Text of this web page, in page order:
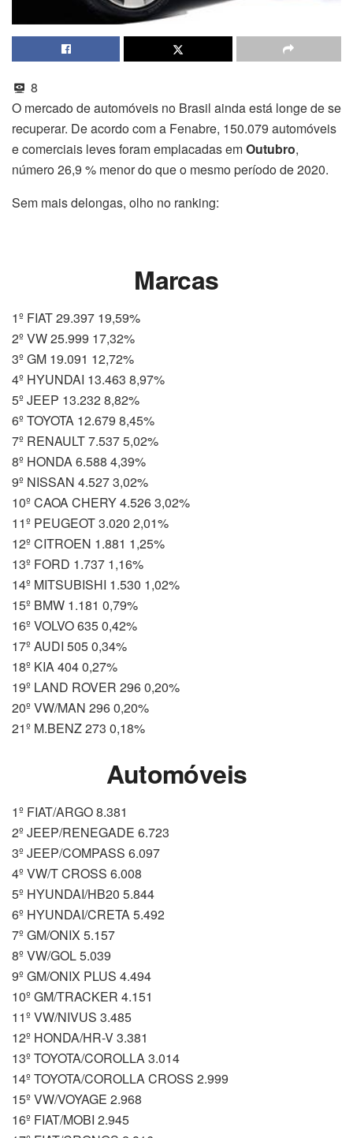
8
O mercado de automóveis no Brasil ainda está longe de se
recuperar. De acordo com a Fenabre, 150.079 automóveis
e comerciais leves foram emplacadas emOutubro,
número 26,9 % menor do que o mesmo período de 2020.
Sem mais delongas, olho no ranking:
Marcas
1º FIAT 29.397 19,59%
2º VW 25.999 17,32%
3º GM 19.091 12,72%
4º HYUNDAI 13.463 8,97%
5º JEEP 13.232 8,82%
6º TOYOTA 12.679 8,45%
7º RENAULT 7.537 5,02%
8º HONDA 6.588 4,39%
9º NISSAN 4.527 3,02%
10º CAOA CHERY 4.526 3,02%
11º PEUGEOT 3.020 2,01%
12º CITROEN 1.881 1,25%
13º FORD 1.737 1,16%
14º MITSUBISHI 1.530 1,02%
15º BMW 1.181 0,79%
16º VOLVO 635 0,42%
17º AUDI 505 0,34%
18º KIA 404 0,27%
19º LAND ROVER 296 0,20%
20º VW/MAN 296 0,20%
21º M.BENZ 273 0,18%
Automóveis
1º FIAT/ARGO 8.381
2º JEEP/RENEGADE 6.723
3º JEEP/COMPASS 6.097
4º VW/T CROSS 6.008
5º HYUNDAI/HB20 5.844
6º HYUNDAI/CRETA 5.492
7º GM/ONIX 5.157
8º VW/GOL 5.039
9º GM/ONIX PLUS 4.494
10º GM/TRACKER 4.151
11º VW/NIVUS 3.485
12º HONDA/HR-V 3.381
13º TOYOTA/COROLLA 3.014
14º TOYOTA/COROLLA CROSS 2.999
15º VW/VOYAGE 2.968
16º FIAT/MOBI 2.945